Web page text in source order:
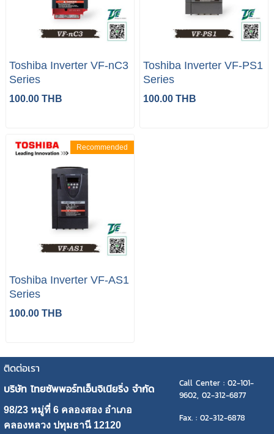
Toshiba Inverter VF-nC3
Series
100.00 THB
Toshiba Inverter VF-PS1
Series
100.00 THB
Recommended
Toshiba Inverter VF-AS1
Series
100.00 THB
ติดต่อเรา
บริษัท ไทยซัพพอร์ทเอ็นจิเนียริ่ง จำกัด
Call Center : 02-101-
9602, 02-312-6877
98/23 หมู่ที่ 6 คลองสอง อำเภอ
คลองหลวง ปทุมธานี 12120
Fax. : 02-312-6878